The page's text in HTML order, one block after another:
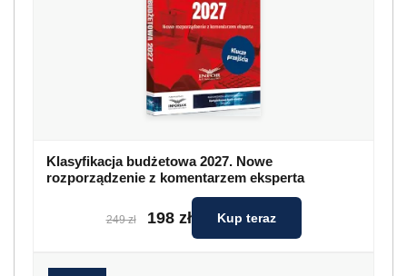
Klasyfikacja budżetowa 2027. Nowe
rozporządzenie z komentarzem eksperta
249 zł 198 zł Kup teraz